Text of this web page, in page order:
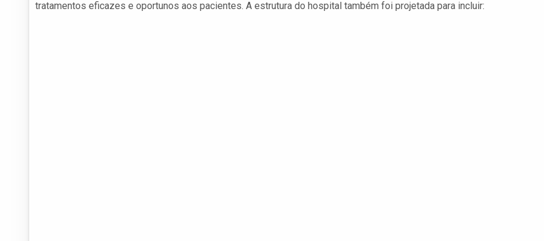
tratamentos eficazes e oportunos aos pacientes. A estrutura do hospital também foi projetada para incluir: